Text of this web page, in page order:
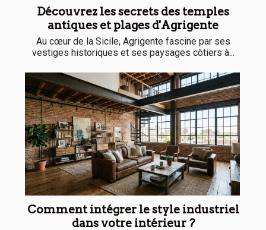
Découvrez les secrets des temples
antiques et plages d'Agrigente
Au cœur de la Sicile, Agrigente fascine par ses
vestiges historiques et ses paysages côtiers à...
Comment intégrer le style industriel
dans votre intérieur ?